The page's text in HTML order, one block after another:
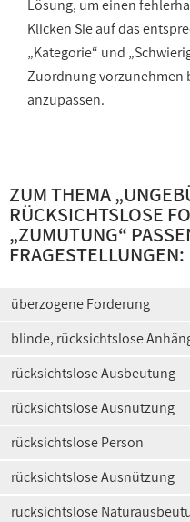
Lösung, um einen
Klicken Sie auf das
„Kategorie“ und
Zuordnung vorzunehmen
anzupassen.
ZUM THEMA „
RÜCKSICHTSLOSE
„ZUMUTUNG“
FRAGESTELLUNGEN:
überzogene Forderung
blinde, rücksichtslose
rücksichtslose Ausbeutung
rücksichtslose Ausnutzung
rücksichtslose Person
rücksichtslose Ausnützung
rücksichtslose